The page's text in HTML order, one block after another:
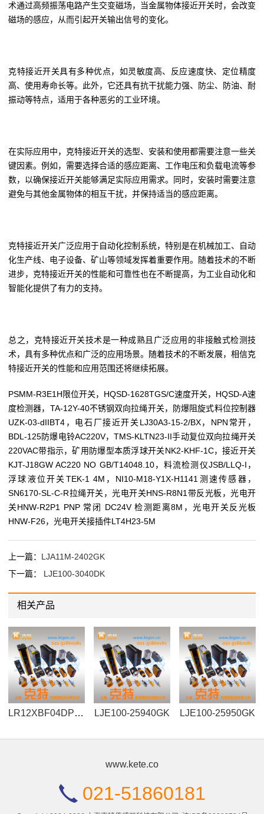
术通过高频振荡电路产生交变磁场，当金属物体接近开关时，会改变
磁场的感应，从而引起开关输出信号的变化。
克特接近开关具有多种优点，如灵敏度高、反应速度快、定位精度
高、使用寿命长等。此外，它还具有抗干扰能力强、防尘、防油、耐
振动等特点，适用于各种恶劣的工业环境。
在实际应用中，克特接近开关的选型、安装和使用都需要注意一些关
键因素。例如，需要选择合适的感应距离、工作电压和负载电流等参
数，以确保接近开关能够满足实际应用需求。同时，安装时需要注意
避免与其他金属物体的相互干扰，并保持适当的感应距离。
克特接近开关广泛应用于自动化控制系统，特别是在机械加工、自动
化生产线、电子设备、矿山等领域发挥着重要作用。随着技术的不断
进步，克特接近开关的性能和可靠性也在不断提高，为工业自动化和
智能化提供了有力的支持。
总之，克特接近开关技术是一种成熟且广泛应用的非接触式检测技
术，具有多种优点和广泛的应用场景。随着技术的不断发展，相信克
特接近开关的性能和应用范围还将继续拓展。
PSMM-R3E1H限位开关，HQSD-1628TGS/C速度开关，HQSD-A速
度检测器，TA-12Y-40不锈钢双向拉绳开关，防爆阻旋式料位控制器
UZK-03-dIIBT4，电石厂接近开关LJ30A3-15-2/BX，NPN常开，
BDL-125防爆电铃AC220V，TMS-KLTN23-II手动复位双向拉绳开关
220VAC带指示，矿用防爆型本质浮球开关NK2-KHF-1C，接近开关
KJT-J18GW AC220 NO GB/T14048.10，料流检测仪JSB/LLQ-I，
浮球液位开关TEK-1 4M，NI10-M18-Y1X-H1141测速传感器，
SN6170-SL-C-R拉绳开关，光电开关HNS-R8N1带反光板，光电开
关HNW-R2P1 PNP 常闭 DC24V 检测距离8M，光电开关反光板
HNW-F26，光电开关接插件LT4H23-5M
上一篇： LJA11M-2402GK
下一篇： LJE100-3040DK
相关产品
LR12XBF04DPOY LJE100-25940GK LJE100-25950GK
www.kete.co
021-51860181